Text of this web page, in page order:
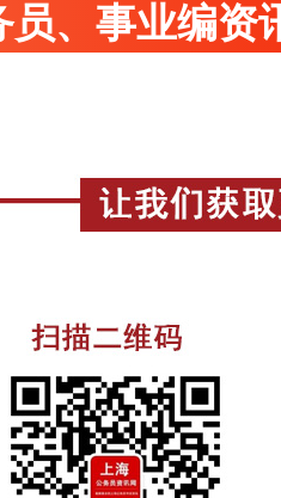
员、事业编资